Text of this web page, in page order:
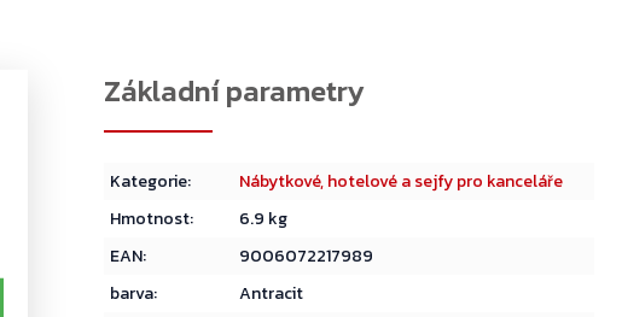
Kategorie:
Nábytkové, hotelové a sejfy pro kanceláře
Hmotnost:
6.9 kg
EAN:
9006072217989
barva:
Antracit